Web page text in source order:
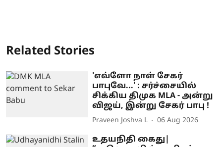
Related Stories
'எவ்ளோ நாள் சேகர்
பாபுவே...' : சர்ச்சையில்
சிக்கிய திமுக MLA - அன்று
விஜய், இன்று சேகர் பாபு !
Praveen Joshva L 06 Aug 2026
உதயநிதி கைது|